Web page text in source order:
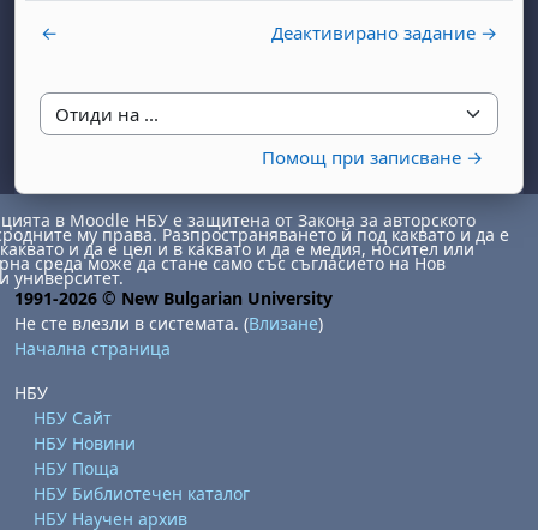
← Деактивирано задание →
Отиди на ...
Помощ при записване →
6 август
август8 август
неделя, 9 август
август
август
15 август
неделя, 16 август
август
август
22 август
неделя, 23 август
август
август
29 август
неделя, 30 август
в Moodle НБУ е защитена от Закона за авторското
му права. Разпространяването й под каквато и да е
и да е цел и в каквато и да е медия, носител или
среда може да стане само със съгласието на Нов
университет.
1991-2026 © New Bulgarian University
Не сте влезли в системата. (Влизане)
Начална страница
НБУ
НБУ Сайт
НБУ Новини
НБУ Поща
НБУ Библиотечен каталог
НБУ Научен архив